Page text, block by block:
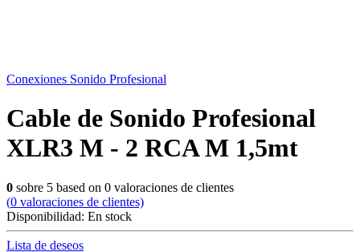
Conexiones Sonido Profesional
Cable de Sonido Profesional
XLR3 M - 2 RCA M 1,5mt
0 sobre 5 based on 0 valoraciones de clientes
(0 valoraciones de clientes)
Disponibilidad: En stock
Lista de deseos